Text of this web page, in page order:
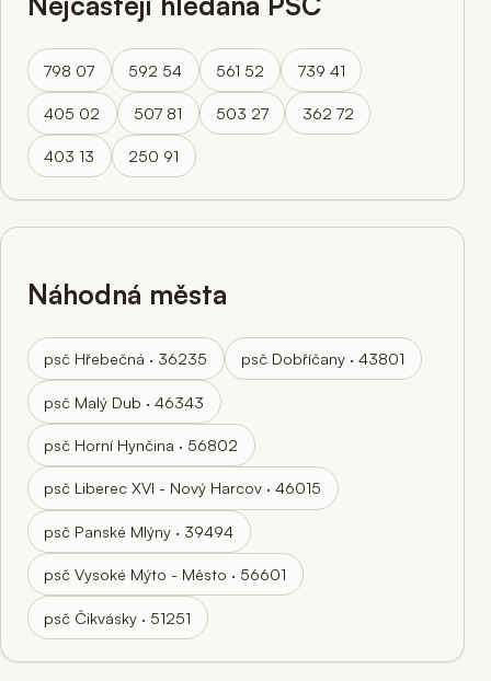
798 07 592 54 561 52 739 41
405 02 507 81 503 27 362 72
403 13 250 91
Náhodná města
psč Hřebečná · 36235 psč Dobříčany · 43801
psč Malý Dub · 46343
psč Horní Hynčina · 56802
psč Liberec XVI - Nový Harcov · 46015
psč Panské Mlýny · 39494
psč Vysoké Mýto - Město · 56601
psč Čikvásky · 51251